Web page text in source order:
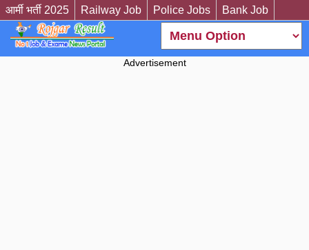
आर्मी भर्ती 2025 Railway Job Police Jobs Bank Job
Advertisement